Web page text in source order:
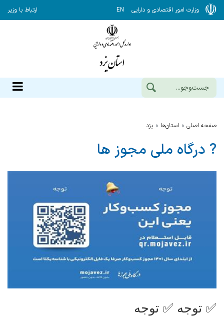
وزارت امور اقتصادی و دارایی EN ارتباط با وزیر
صفحه اصلی استان‌ها يزد
? درگاه ملی مجوز ها
✅ توجه ✅ توجه